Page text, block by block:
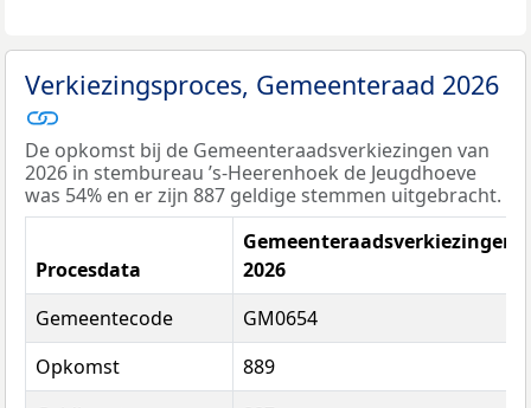
Verkiezingsproces, Gemeenteraad 2026
De opkomst bij de Gemeenteraadsverkiezingen van
2026 in stembureau ’s-Heerenhoek de Jeugdhoeve
was 54% en er zijn 887 geldige stemmen uitgebracht.
Procesdata
Gemeenteraadsverkiezingen
2026
Gemeentecode
GM0654
Opkomst
889